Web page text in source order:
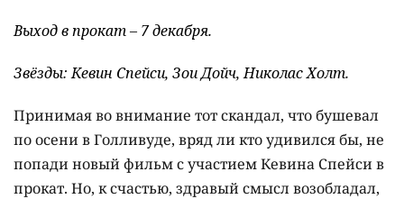
Выход в прокат – 7 декабря.
Звёзды: Кевин Спейси, Зои Дойч, Николас Холт.
Принимая во внимание тот скандал, что бушевал
по осени в Голливуде, вряд ли кто удивился бы, не
попади новый фильм с участием Кевина Спейси в
прокат. Но, к счастью, здравый смысл возобладал,